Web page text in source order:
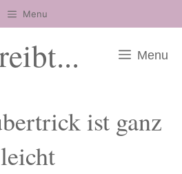
Menu
Menu
ist ganz
leicht